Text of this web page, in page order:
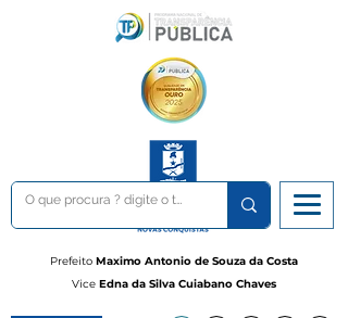
Prefeito Maximo Antonio de Souza da Costa
Vice Edna da Silva Cuiabano Chaves